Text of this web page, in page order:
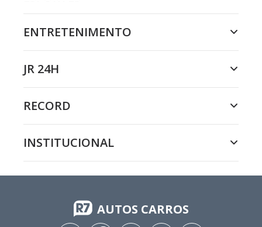
ENTRETENIMENTO
JR 24H
RECORD
INSTITUCIONAL
AUTOS CARROS